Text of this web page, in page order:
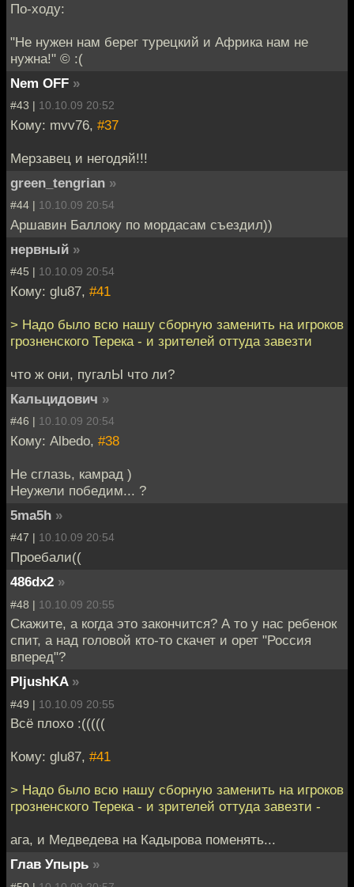
По-ходу:
"Не нужен нам берег турецкий и Африка нам не
нужна!" © :(
Nem OFF »
#43 | 10.10.09 20:52
Кому: mvv76, #37
Мерзавец и негодяй!!!
green_tengrian »
#44 | 10.10.09 20:54
Аршавин Баллоку по мордасам съездил))
нервный »
#45 | 10.10.09 20:54
Кому: glu87, #41
> Надо было всю нашу сборную заменить на игроков
грозненского Терека - и зрителей оттуда завезти
что ж они, пугалЫ что ли?
Кальцидович »
#46 | 10.10.09 20:54
Кому: Albedo, #38
Не сглазь, камрад )
Неужели победим... ?
5ma5h »
#47 | 10.10.09 20:54
Проебали((
486dx2 »
#48 | 10.10.09 20:55
Скажите, а когда это закончится? А то у нас ребенок
спит, а над головой кто-то скачет и орет "Россия
вперед"?
PljushKA »
#49 | 10.10.09 20:55
Всё плохо :(((((
Кому: glu87, #41
> Надо было всю нашу сборную заменить на игроков
грозненского Терека - и зрителей оттуда завезти -
ага, и Медведева на Кадырова поменять...
Глав Упырь »